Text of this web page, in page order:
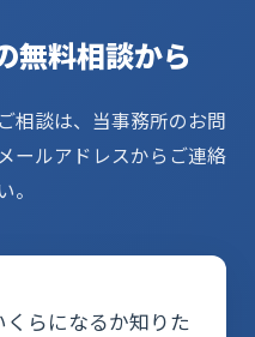
無料相談から
相談は、当事務所のお問
ールアドレスからご連絡
。
くらになるか知りた